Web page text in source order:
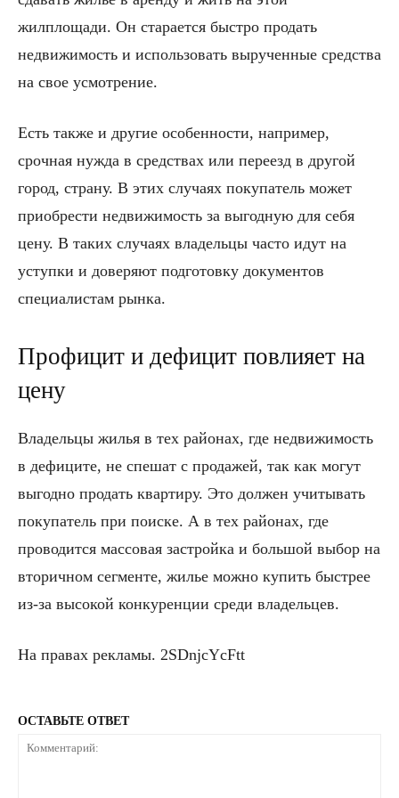
жилплощади. Он старается быстро продать
недвижимость и использовать вырученные средства
на свое усмотрение.
Есть также и другие особенности, например,
срочная нужда в средствах или переезд в другой
город, страну. В этих случаях покупатель может
приобрести недвижимость за выгодную для себя
цену. В таких случаях владельцы часто идут на
уступки и доверяют подготовку документов
специалистам рынка.
Профицит и дефицит повлияет на
цену
Владельцы жилья в тех районах, где недвижимость
в дефиците, не спешат с продажей, так как могут
выгодно продать квартиру. Это должен учитывать
покупатель при поиске. А в тех районах, где
проводится массовая застройка и большой выбор на
вторичном сегменте, жилье можно купить быстрее
из-за высокой конкуренции среди владельцев.
На правах рекламы. 2SDnjcYcFtt
ОСТАВЬТЕ ОТВЕТ